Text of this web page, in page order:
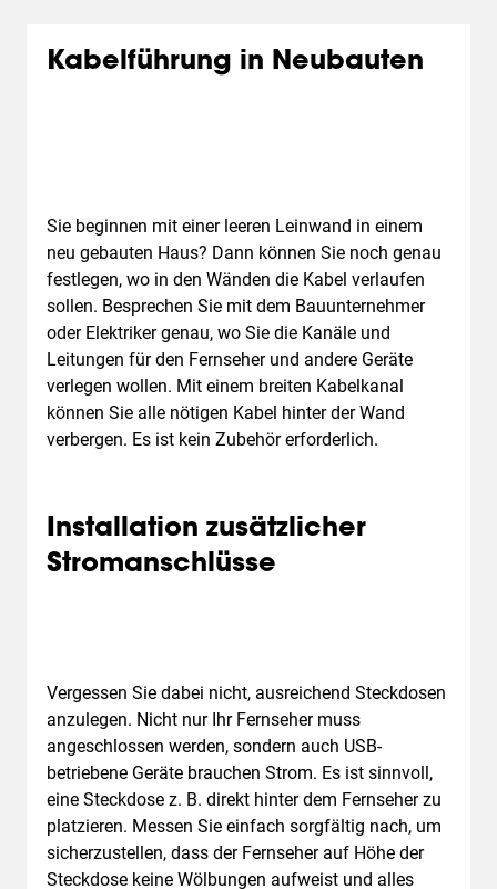
Kabelführung in Neubauten
Sie beginnen mit einer leeren Leinwand in einem
neu gebauten Haus? Dann können Sie noch genau
festlegen, wo in den Wänden die Kabel verlaufen
sollen. Besprechen Sie mit dem Bauunternehmer
oder Elektriker genau, wo Sie die Kanäle und
Leitungen für den Fernseher und andere Geräte
verlegen wollen. Mit einem breiten Kabelkanal
können Sie alle nötigen Kabel hinter der Wand
verbergen. Es ist kein Zubehör erforderlich.
Installation zusätzlicher
Stromanschlüsse
Vergessen Sie dabei nicht, ausreichend Steckdosen
anzulegen. Nicht nur Ihr Fernseher muss
angeschlossen werden, sondern auch USB-
betriebene Geräte brauchen Strom. Es ist sinnvoll,
eine Steckdose z. B. direkt hinter dem Fernseher zu
platzieren. Messen Sie einfach sorgfältig nach, um
sicherzustellen, dass der Fernseher auf Höhe der
Steckdose keine Wölbungen aufweist und alles